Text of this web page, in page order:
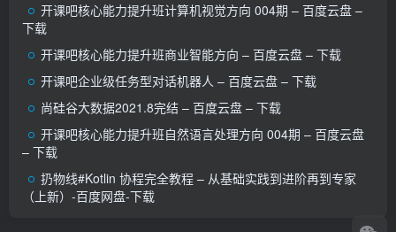
开课吧核心能力提升班计算机视觉方向 004期 – 百度云盘 –
下载
开课吧核心能力提升班商业智能方向 – 百度云盘 – 下载
开课吧企业级任务型对话机器人 – 百度云盘 – 下载
尚硅谷大数据2021.8完结 – 百度云盘 – 下载
开课吧核心能力提升班自然语言处理方向 004期 – 百度云盘
– 下载
扔物线#Kotlin 协程完全教程 – 从基础实践到进阶再到专家
（上新）-百度网盘-下载